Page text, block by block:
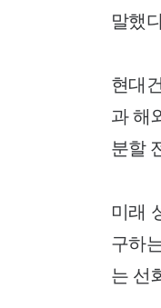
말했
현대
과 해
분할
미래
구하
는 선